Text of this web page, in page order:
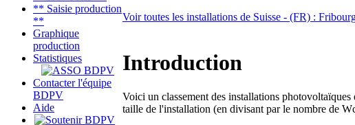
** Saisie production
**
Graphique
production
Statistiques
Contacter l'équipe
BDPV
Aide
Voir toutes les installations de Suisse - (FR) :
Introduction
Voici un classement des installations
taille de l'installation (en divisant par le nombre de